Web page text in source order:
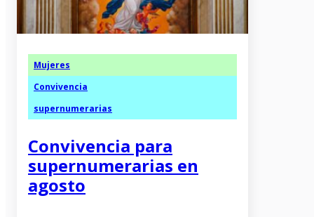
Mujeres
Convivencia
supernumerarias
Convivencia para
supernumerarias en
agosto